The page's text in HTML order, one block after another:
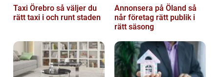
Taxi Örebro så väljer du
rätt taxi i och runt staden
Annonsera på Öland så
når företag rätt publik i
rätt säsong